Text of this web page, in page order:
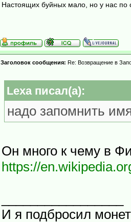
Настоящих буйных мало, но у нас по
Заголовок сообщения: Re: Возвращение в
Lexa писал(а):
надо запомнить
Он много к чему в
https://
И я подбросил